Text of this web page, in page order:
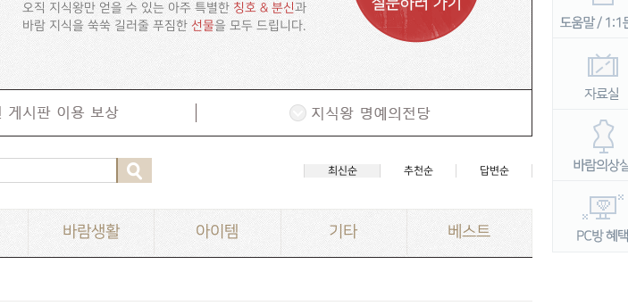
오직 지식왕만 얻을 수 있는 아주 특별한칭호 & 분신과
바람 지식을 쑥쑥 길러줄 푸짐한선물을 모두 드립니다.
최신순 추천순 답변순
바람생활 아이템 기타 베스트